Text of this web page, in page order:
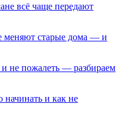
всё чаще передают
меняют старые дома — и
не пожалеть — разбираем
начинать и как не